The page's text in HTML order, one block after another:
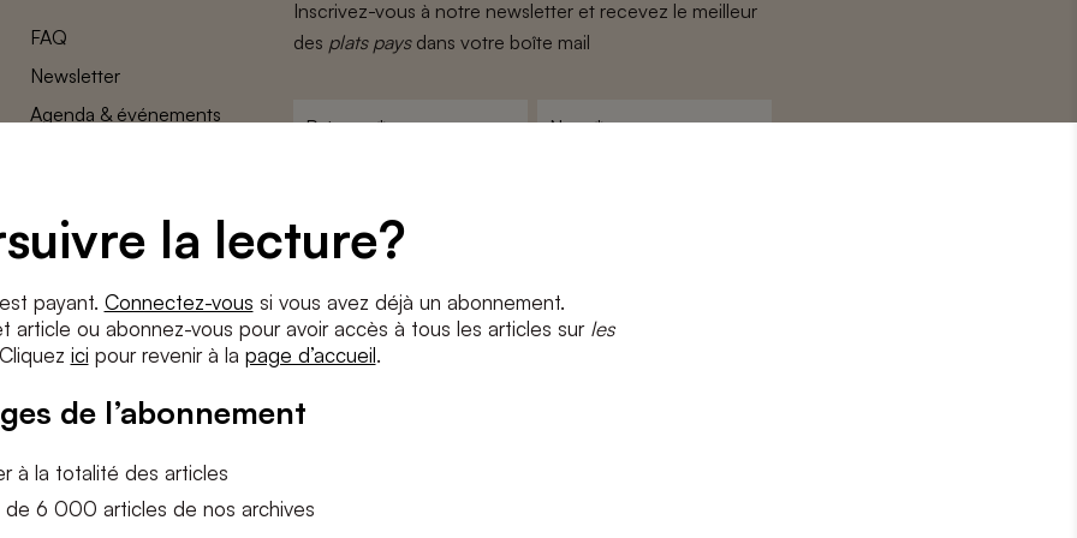
la lecture?
payant. Connectez-vous si vous avez déjà un abonnement.
article ou abonnez-vous pour avoir accès à tous les articles sur les
ici pour revenir à la page d’accueil.
de l’abonnement
à la totalité des articles
6 000 articles de nos archives
FAQ
Newsletter
Agenda & événements
Paramètres des cookies
Inscrivez-vous à notre newsletter et recevez le meilleur
des plats paysdans votre boîte mail
e-
mail
Conditions *
J'accepteles termes et conditionsetla politique de confidentialité